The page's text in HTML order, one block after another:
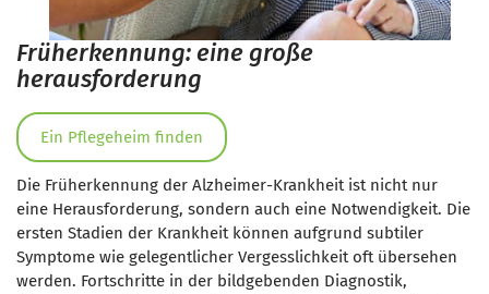
Früherkennung: eine große
herausforderung
Ein Pflegeheim finden
Die Früherkennung der Alzheimer-Krankheit ist nicht nur
eine Herausforderung, sondern auch eine Notwendigkeit. Die
ersten Stadien der Krankheit können aufgrund subtiler
Symptome wie gelegentlicher Vergesslichkeit oft übersehen
werden. Fortschritte in der bildgebenden Diagnostik,